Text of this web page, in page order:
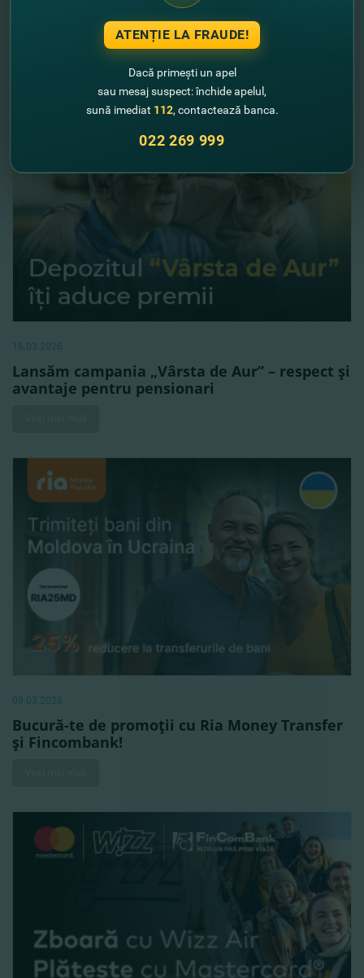
Lansarea campaniei promoţionale„Stabil+
16.03.2026
Lansăm campania „Vârsta de Aur” – respect şi
avantaje pentru pensionari
09.03.2026
Bucură-te de promoţii cu Ria Money Transfer
şi Fincombank!
ATENȚIE LA FRAUDE!
Dacă primești un apel
sau mesaj suspect: închide apelul,
sună imediat 112, contactează banca.
022 269 999